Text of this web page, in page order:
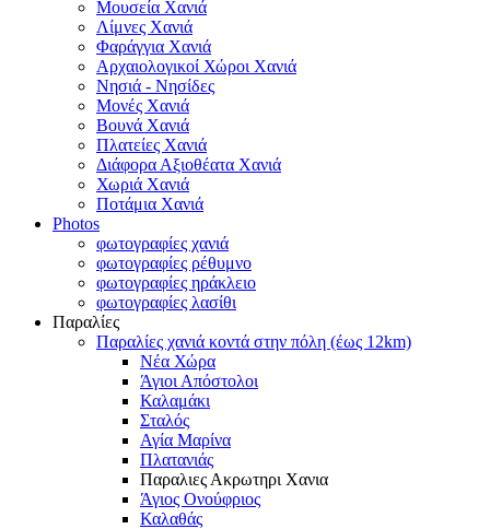
Μουσεία Χανιά
Λίμνες Χανιά
Φαράγγια Χανιά
Αρχαιολογικοί Χώροι Χανιά
Νησιά - Νησίδες
Μονές Χανιά
Βουνά Χανιά
Πλατείες Χανιά
Διάφορα Αξιοθέατα Χανιά
Χωριά Χανιά
Ποτάμια Χανιά
Photos
φωτογραφίες χανιά
φωτογραφίες ρέθυμνο
φωτογραφίες ηράκλειο
φωτογραφίες λασίθι
Παραλίες
Παραλίες χανιά κοντά στην πόλη (έως 12km)
Νέα Χώρα
Άγιοι Απόστολοι
Καλαμάκι
Σταλός
Αγία Μαρίνα
Πλατανιάς
Παραλιες Ακρωτηρι Χανια
Άγιος Ονούφριος
Καλαθάς